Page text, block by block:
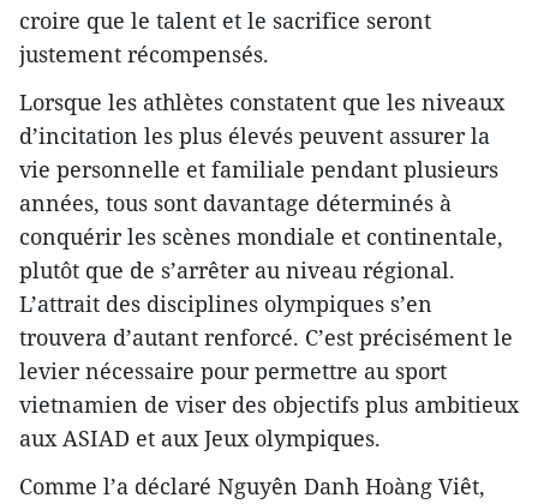
croire que le talent et le sacrifice seront
justement récompensés.
Lorsque les athlètes constatent que les niveaux
d’incitation les plus élevés peuvent assurer la
vie personnelle et familiale pendant plusieurs
années, tous sont davantage déterminés à
conquérir les scènes mondiale et continentale,
plutôt que de s’arrêter au niveau régional.
L’attrait des disciplines olympiques s’en
trouvera d’autant renforcé. C’est précisément le
levier nécessaire pour permettre au sport
vietnamien de viser des objectifs plus ambitieux
aux ASIAD et aux Jeux olympiques.
Comme l’a déclaré Nguyên Danh Hoàng Viêt,